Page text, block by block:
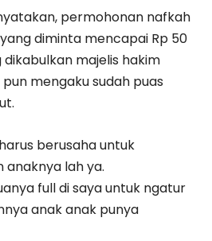
permohonan nafkah
diminta mencapai Rp 50
dikabulkan majelis hakim
mengaku sudah puas
berusaha untuk
anaknya lah ya.
full di saya untuk ngatur
anak anak punya